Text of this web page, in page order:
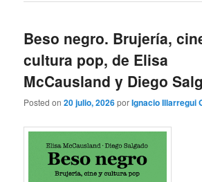
Beso negro. Brujería,
cultura pop, de Elisa
McCausland y Diego
Posted on20 julio, 2026porIgnacio Illarregui